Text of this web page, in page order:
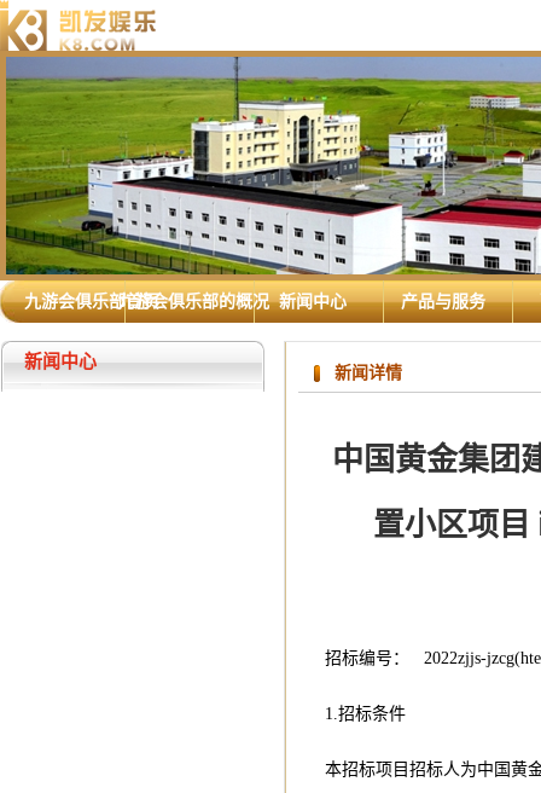
九游会俱乐部首页九游会俱乐部的概况 新闻中心 产品与服务
新闻中心
新闻详情
中国黄金集团
置小区项
招标编号： 2022zjjs-
1.招标条件
本招标项目招标人为中国黄